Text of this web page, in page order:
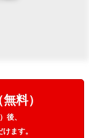
料）
後、
ます。